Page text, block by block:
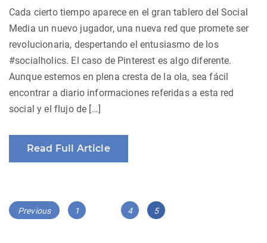
Cada cierto tiempo aparece en el gran tablero del Social
Media un nuevo jugador, una nueva red que promete ser
revolucionaria, despertando el entusiasmo de los
#socialholics. El caso de Pinterest es algo diferente.
Aunque estemos en plena cresta de la ola, sea fácil
encontrar a diario informaciones referidas a esta red
social y el flujo de […]
Read Full Article
Posts
Previous Page
1 Page
4 Page
5